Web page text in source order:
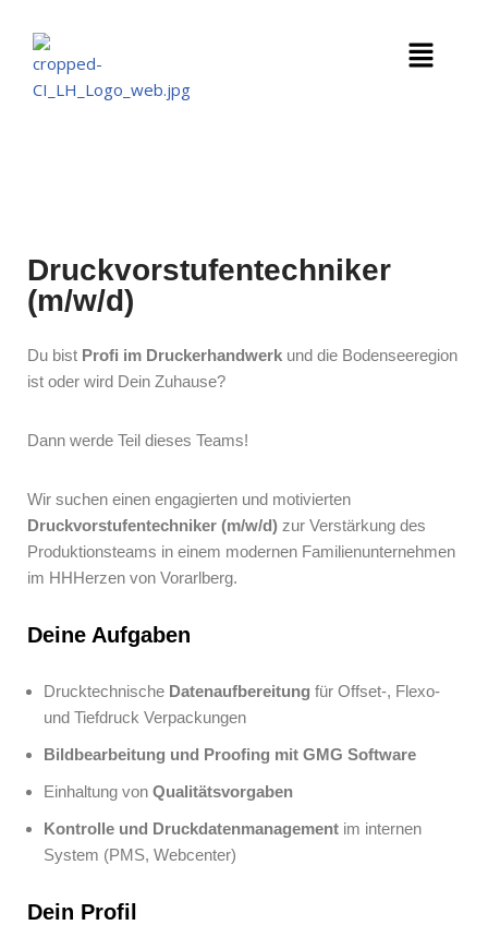
Zum
Inhalt
Druckvorstufentechniker
(m/w/d)
Du bist Profi im Druckerhandwerk und die Bodenseeregion
ist oder wird Dein Zuhause?
Dann werde Teil dieses Teams!
Wir suchen einen engagierten und motivierten
Druckvorstufentechniker (m/w/d) zur Verstärkung des
Produktionsteams in einem modernen Familienunternehmen
im HHHerzen von Vorarlberg.
Deine Aufgaben
Drucktechnische Datenaufbereitung für Offset-, Flexo-
und Tiefdruck Verpackungen
Bildbearbeitung und Proofing mit GMG Software
Einhaltung von Qualitätsvorgaben
Kontrolle und Druckdatenmanagement im internen
System (PMS, Webcenter)
Dein Profil